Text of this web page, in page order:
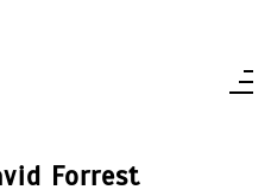
Forrest